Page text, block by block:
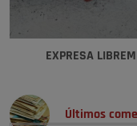
EXPRESA
Últimos